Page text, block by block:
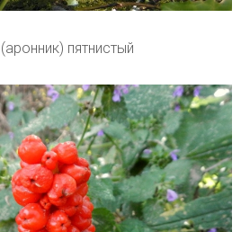
пятнистый